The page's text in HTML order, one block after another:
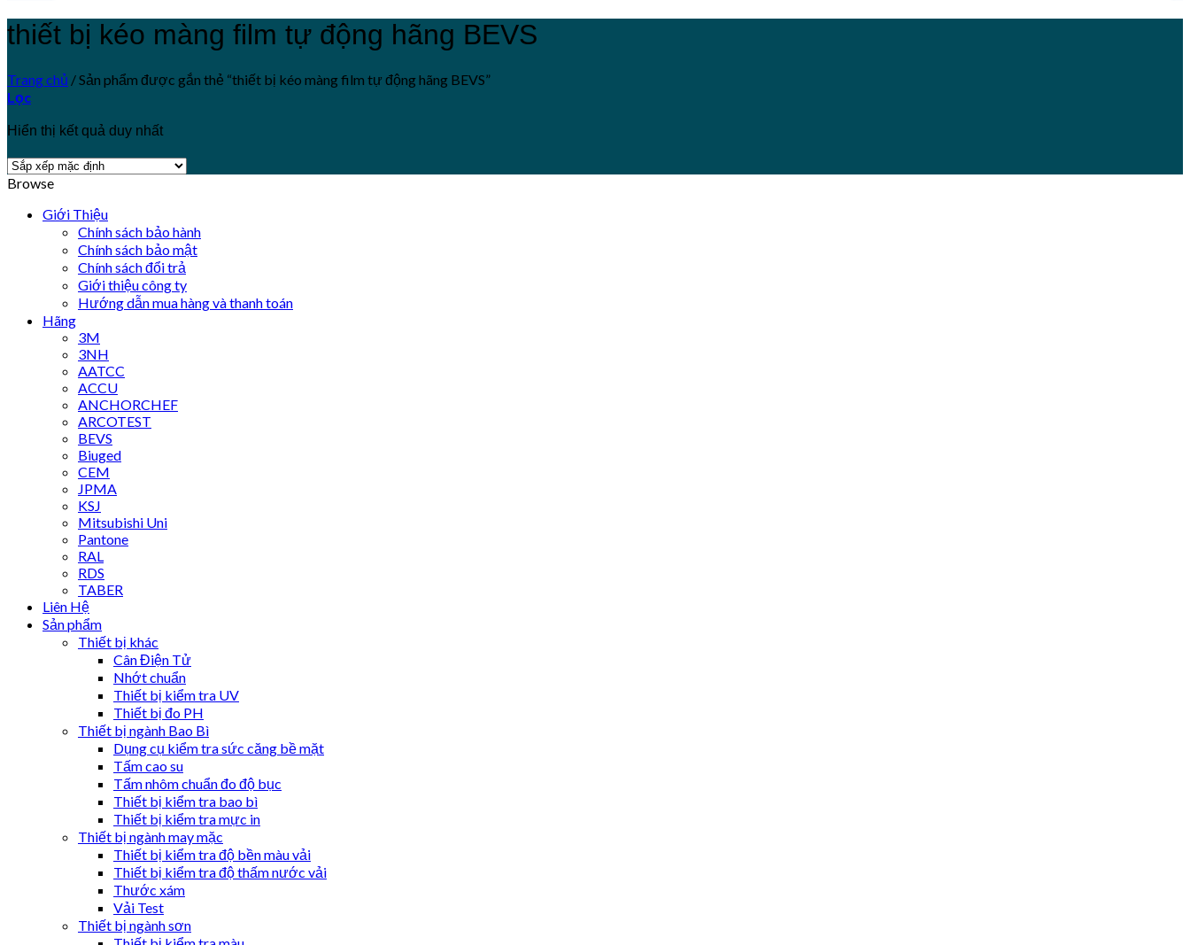
thiết bị kéo màng film tự động hãng BEVS
Trang chủ /Sản phẩm được gắn thẻ “thiết bị kéo màng film tự động hãng BEVS”
Lọc
Hiển thị kết quả duy nhất
Browse
Giới Thiệu
Chính sách bảo hành
Chính sách bảo mật
Chính sách đổi trả
Giới thiệu công ty
Hướng dẫn mua hàng và thanh toán
Hãng
3M
3NH
AATCC
ACCU
ANCHORCHEF
ARCOTEST
BEVS
Biuged
CEM
JPMA
KSJ
Mitsubishi Uni
Pantone
RAL
RDS
TABER
Liên Hệ
Sản phẩm
Thiết bị khác
Cân Điện Tử
Nhớt chuẩn
Thiết bị kiểm tra UV
Thiết bị đo PH
Thiết bị ngành Bao Bì
Dụng cụ kiểm tra sức căng bề mặt
Tấm cao su
Tấm nhôm chuẩn đo độ bục
Thiết bị kiểm tra bao bì
Thiết bị kiểm tra mực in
Thiết bị ngành may mặc
Thiết bị kiểm tra độ bền màu vải
Thiết bị kiểm tra độ thấm nước vải
Thước xám
Vải Test
Thiết bị ngành sơn